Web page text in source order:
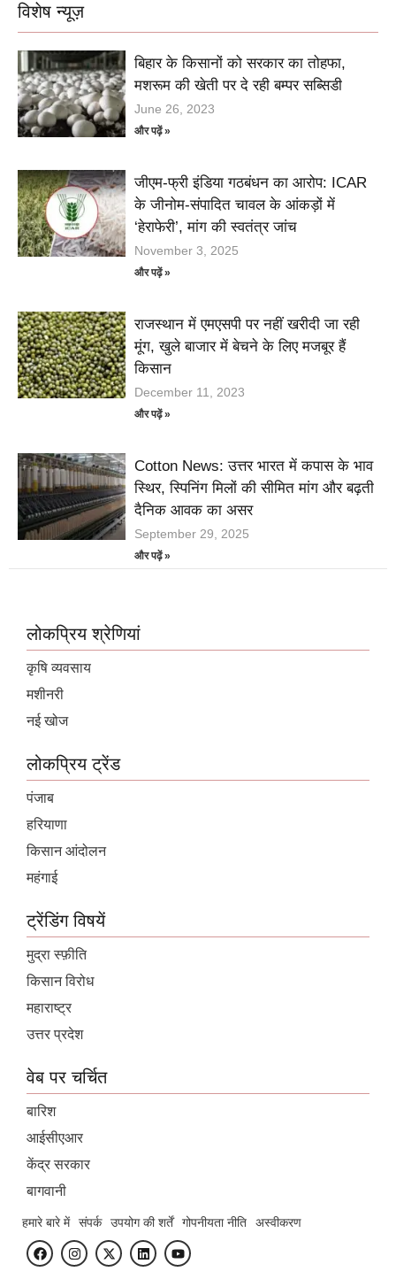
विशेष न्यूज़
बिहार के किसानों को सरकार का तोहफा,
मशरूम की खेती पर दे रही बम्पर सब्सिडी
June 26, 2023
और पढ़ें »
जीएम-फ्री इंडिया गठबंधन का आरोप: ICAR
के जीनोम-संपादित चावल के आंकड़ों में
‘हेराफेरी’, मांग की स्वतंत्र जांच
November 3, 2025
और पढ़ें »
राजस्थान में एमएसपी पर नहीं खरीदी जा रही
मूंग, खुले बाजार में बेचने के लिए मजबूर हैं
किसान
December 11, 2023
और पढ़ें »
Cotton News: उत्तर भारत में कपास के भाव
स्थिर, स्पिनिंग मिलों की सीमित मांग और बढ़ती
दैनिक आवक का असर
September 29, 2025
और पढ़ें »
लोकप्रिय श्रेणियां
कृषि व्यवसाय
मशीनरी
नई खोज
लोकप्रिय ट्रेंड
पंजाब
हरियाणा
किसान आंदोलन
महंगाई
ट्रेंडिंग विषयें
मुद्रा स्फ़ीति
किसान विरोध
महाराष्ट्र
उत्तर प्रदेश
वेब पर चर्चित
बारिश
आईसीएआर
केंद्र सरकार
बागवानी
हमारे बारे में संपर्क उपयोग की शर्तें गोपनीयता नीति अस्वीकरण